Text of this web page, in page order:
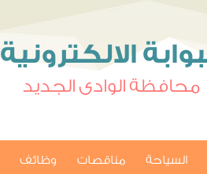
الالكترونية
محافظة الوادى الجديد
السياحة مناقصات وظائف